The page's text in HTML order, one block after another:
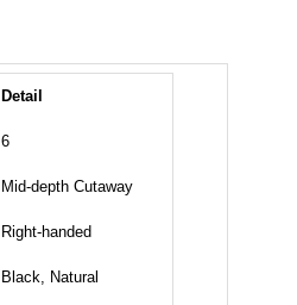
Detail
6
Mid-depth Cutaway
Right-handed
Black, Natural